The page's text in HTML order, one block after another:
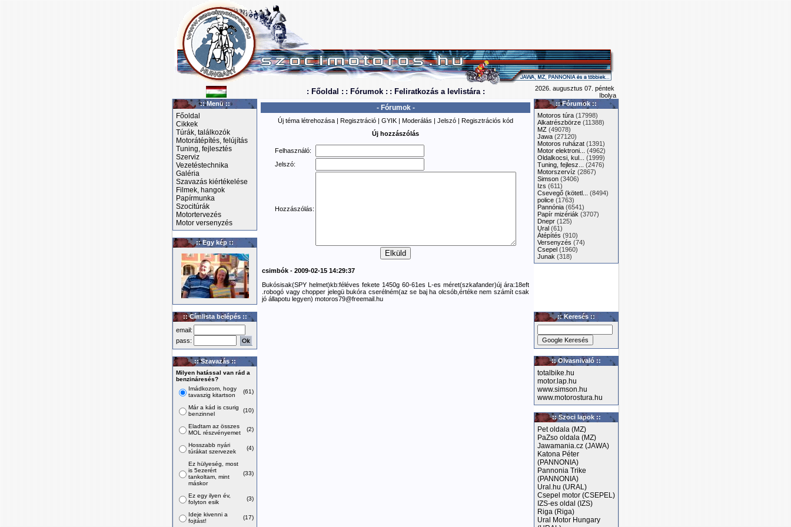
: Főoldal : : Fórumok : : Feliratkozás a levlistára :
2026. augusztus 07. péntek
Ibolya
:: Menü ::
Főoldal
Cikkek
Túrák, találkozók
Motorátépítés, felújítás
Tuning, fejlesztés
Szerviz
Vezetéstechnika
Galéria
Szavazás kiértékelése
Filmek, hangok
Papírmunka
Szocitúrák
Motortervezés
Motor versenyzés
:: Egy kép ::
:: Címlista belépés ::
email:
pass:
:: Szavazás ::
Milyen hatással van rád a
benzináresés?
Imádkozom, hogy
tavaszig kitartson
(61)
Már a kád is csurig
benzinnel
(10)
Eladtam az összes
MOL részvényemet
(2)
Hosszabb nyári
túrákat szervezek
(4)
Ez hülyeség, most
is 5ezerért
tankoltam, mint
máskor
(33)
Ez egy ilyen év,
folyton esik
(3)
Ideje kivenni a
fojtást!
(17)
- Fórumok -
Új téma létrehozása | Regisztráció | GYIK | Moderálás | Jelszó | Regisztrációs kód
Új hozzászólás
Felhasználó:
Jelszó:
Hozzászólás:
csimbók - 2009-02-15 14:29:37
Bukósisak(SPY helmet)kb:féléves fekete 1450g 60-61es L-es méret(szkafander)új ára:18eft
.robogó vagy chopper jelegü bukóra cserélném(az se baj ha olcsób,értéke nem számít csak
jó állapotu legyen) motoros79@freemail.hu
:: Fórumok ::
Motoros túra (17998)
Alkatrészbörze (11388)
MZ (49078)
Jawa (27120)
Motoros ruházat (1391)
Motor elektroni...
(4962)
Oldalkocsi, kul...
(1999)
Tuning, fejlesz...
(2476)
Motorszervíz (2867)
Simson (3406)
Izs (611)
Csevegő (kötetl...
(8494)
police (1763)
Pannónia (6541)
Papír mizériák (3707)
Dnepr (125)
Ural (61)
Átépítés (910)
Versenyzés (74)
Csepel (1960)
Junak (318)
:: Keresés ::
:: Olvasnivaló ::
totalbike.hu
motor.lap.hu
www.simson.hu
www.motorostura.hu
:: Szoci lapok ::
Pet oldala (MZ)
PaZso oldala (MZ)
Jawamania.cz (JAWA)
Katona Péter
(PANNONIA)
Pannonia Trike
(PANNONIA)
Ural.hu (URAL)
Csepel motor (CSEPEL)
IZS-es oldal (IZS)
Riga (Riga)
Ural Motor Hungary